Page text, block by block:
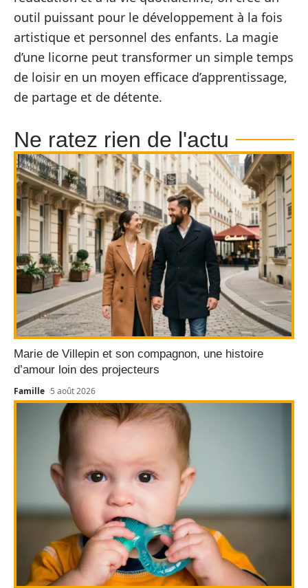
outil puissant pour le développement à la fois
artistique et personnel des enfants. La magie
d’une licorne peut transformer un simple temps
de loisir en un moyen efficace d’apprentissage,
de partage et de détente.
Ne ratez rien de l'actu
Marie de Villepin et son compagnon, une histoire
d’amour loin des projecteurs
Famille 5 août 2026